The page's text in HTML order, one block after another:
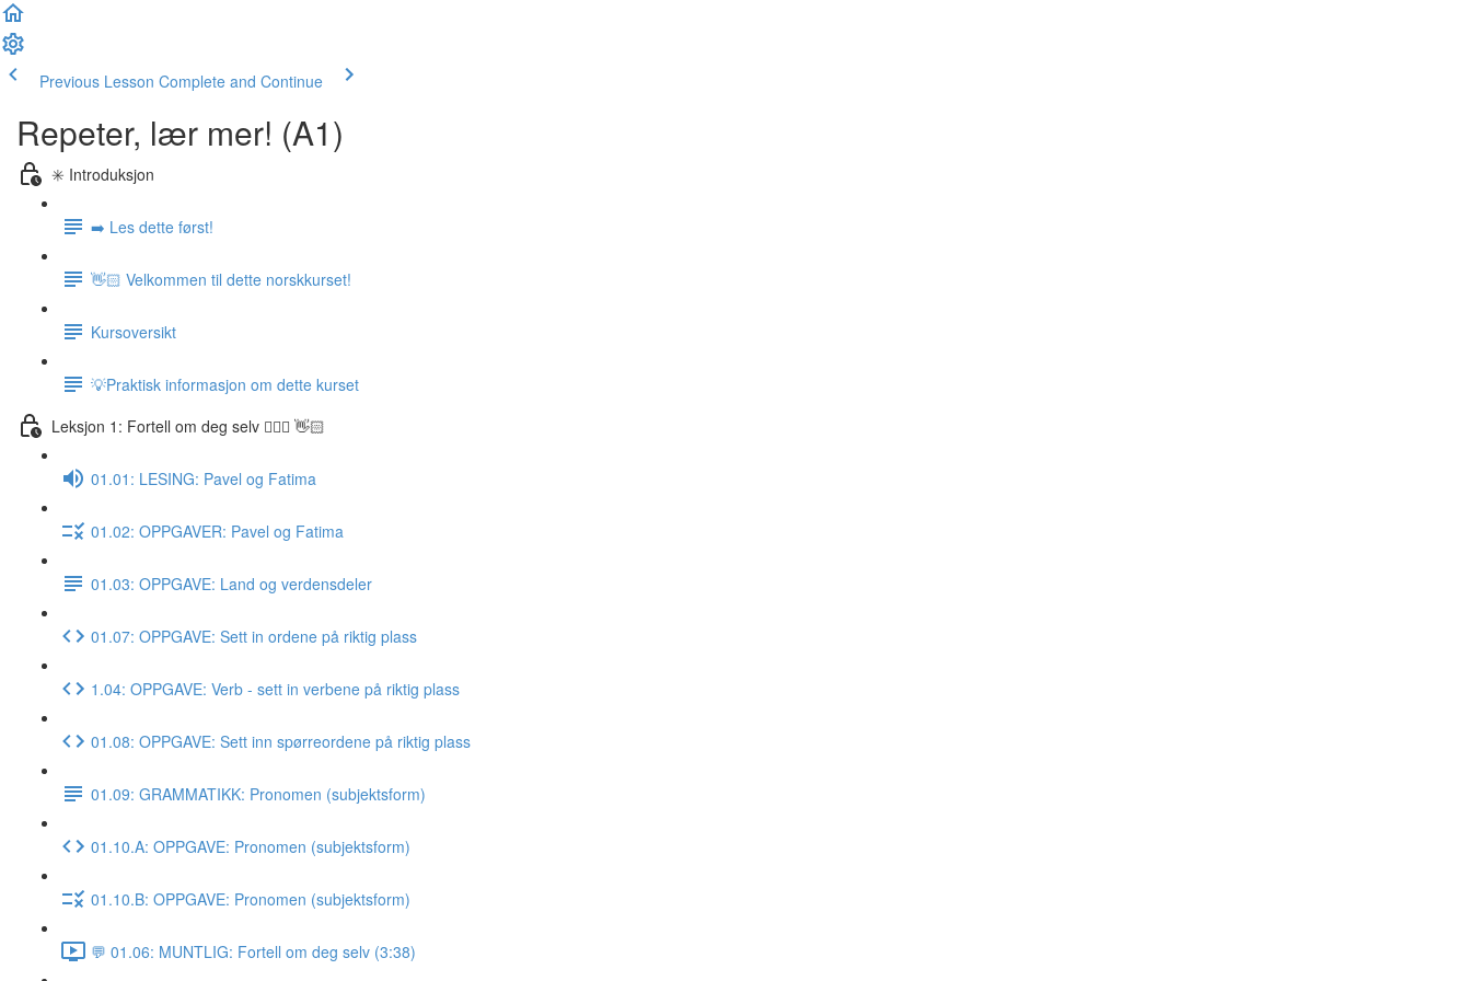
Previous Lesson Complete and Continue
Repeter, lær mer! (A1)
✳️ Introduksjon
➡️ Les dette først!
👋🏻 Velkommen til dette norskkurset!
Kursoversikt
💡Praktisk informasjon om dette kurset
Leksjon 1: Fortell om deg selv 🙋🏽‍♀️ 👋🏻
01.01: LESING: Pavel og Fatima
01.02: OPPGAVER: Pavel og Fatima
01.03: OPPGAVE: Land og verdensdeler
01.07: OPPGAVE: Sett in ordene på riktig plass
1.04: OPPGAVE: Verb - sett in verbene på riktig plass
01.08: OPPGAVE: Sett inn spørreordene på riktig plass
01.09: GRAMMATIKK: Pronomen (subjektsform)
01.10.A: OPPGAVE: Pronomen (subjektsform)
01.10.B: OPPGAVE: Pronomen (subjektsform)
💬 01.06: MUNTLIG: Fortell om deg selv (3:38)